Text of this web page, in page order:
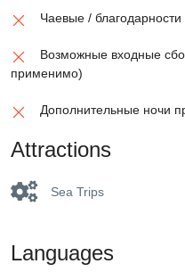
Чаевые /
Возможные входные
применимо)
Дополнительные ночи
Attractions
Sea Trips
Languages